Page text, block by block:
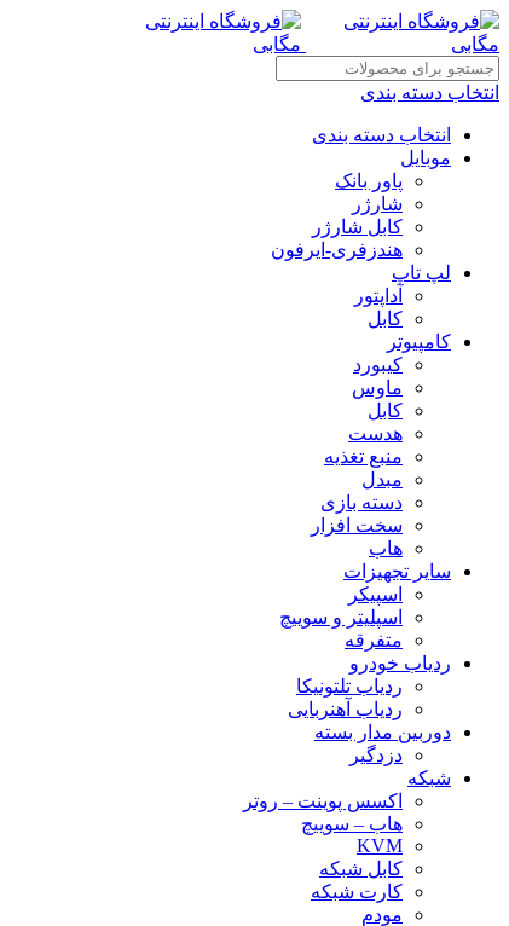
انتخاب دسته بندی
انتخاب دسته بندی
موبایل
پاور بانک
شارژر
کابل شارژر
هندزفری-ایرفون
لپ تاپ
آداپتور
کابل
کامپیوتر
کیبورد
ماوس
کابل
هدست
منبع تغذیه
مبدل
دسته بازی
سخت افزار
هاب
سایر تجهیزات
اسپیکر
اسپلیتر و سوییچ
متفرقه
ردیاب خودرو
ردیاب تلتونیکا
ردیاب آهنربایی
دوربین مدار بسته
دزدگیر
شبکه
اکسس پوینت – روتر
هاب – سوییچ
KVM
کابل شبکه
کارت شبکه
مودم